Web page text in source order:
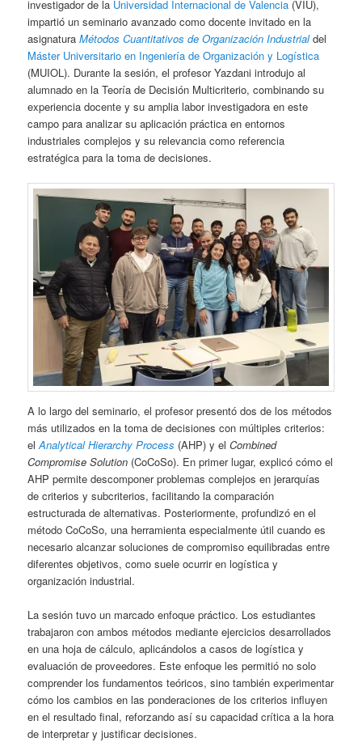
investigador de la Universidad Internacional de Valencia (VIU),
impartió un seminario avanzado como docente invitado en la
asignaturaMétodos Cuantitativos de Organización Industrialdel
Máster Universitario en Ingeniería de Organización y Logística
(MUIOL). Durante la sesión, el profesor Yazdani introdujo al
alumnado en la Teoría de Decisión Multicriterio, combinando su
experiencia docente y su amplia labor investigadora en este
campo para analizar su aplicación práctica en entornos
industriales complejos y su relevancia como referencia
estratégica para la toma de decisiones.
A lo largo del seminario, el profesor presentó dos de los métodos
más utilizados en la toma de decisiones con múltiples criterios:
elAnalytical Hierarchy Process (AHP) y elCombined
Compromise Solution (CoCoSo). En primer lugar, explicó cómo el
AHP permite descomponer problemas complejos en jerarquías
de criterios y subcriterios, facilitando la comparación
estructurada de alternativas. Posteriormente, profundizó en el
método CoCoSo, una herramienta especialmente útil cuando es
necesario alcanzar soluciones de compromiso equilibradas entre
diferentes objetivos, como suele ocurrir en logística y
organización industrial.
La sesión tuvo un marcado enfoque práctico. Los estudiantes
trabajaron con ambos métodos mediante ejercicios desarrollados
en una hoja de cálculo, aplicándolos a casos de logística y
evaluación de proveedores. Este enfoque les permitió no solo
comprender los fundamentos teóricos, sino también experimentar
cómo los cambios en las ponderaciones de los criterios influyen
en el resultado final, reforzando así su capacidad crítica a la hora
de interpretar y justificar decisiones.